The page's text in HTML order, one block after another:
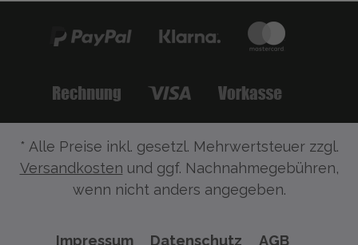
* Alle Preise inkl. gesetzl. Mehrwertsteuer zzgl.
Versandkosten und ggf. Nachnahmegebühren,
wenn nicht anders angegeben.
Impressum Datenschutz
AGB